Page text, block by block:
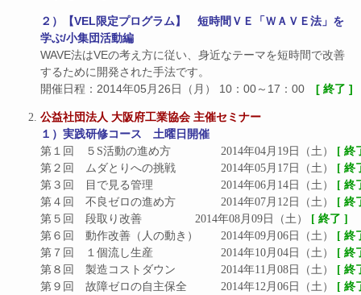
２）【VEL限定プログラム】 短時間ＶＥ「ＷＡＶＥ法」を
学ぶ/小集団活動編
WAVE法はVEの考え方に従い、身近なテーマを短時間で改善
するために開発された手法です。
開催日程：2014年05月26日（月） 10：00～17：00 [ 終了 ]
公益社団法人 大阪府工業協会 主催セミナー
１）実践研修コース　土曜日開催
第１回　５S活動の進め方		2014年04月19日（土）
[ 終
第２回　ムダとりへの挑戦		2014年05月17日（土）
[ 終
第３回　目で見る管理			2014年06月14日（土）
[ 終
第４回　不良ゼロの進め方		2014年07月12日（土）
[ 終
第５回　段取り改善			2014年08月09日（土）
[ 終了 ]
第６回　動作改善（人の動き）	2014年09月06日（土）
[ 終
第７回　１個流し生産			2014年10月04日（土）
[ 終
第８回　製造コストダウン		2014年11月08日（土）
[ 終
第９回　故障ゼロの自主保全		2014年12月06日（土）
[ 終